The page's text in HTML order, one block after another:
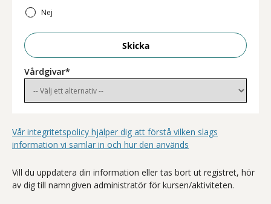
Nej
Skicka
Vårdgivar*
Vår integritetspolicy hjälper dig att förstå vilken slags
information vi samlar in och hur den används
Vill du uppdatera din information eller tas bort ut registret, hör
av dig till namngiven administratör för kursen/aktiviteten.